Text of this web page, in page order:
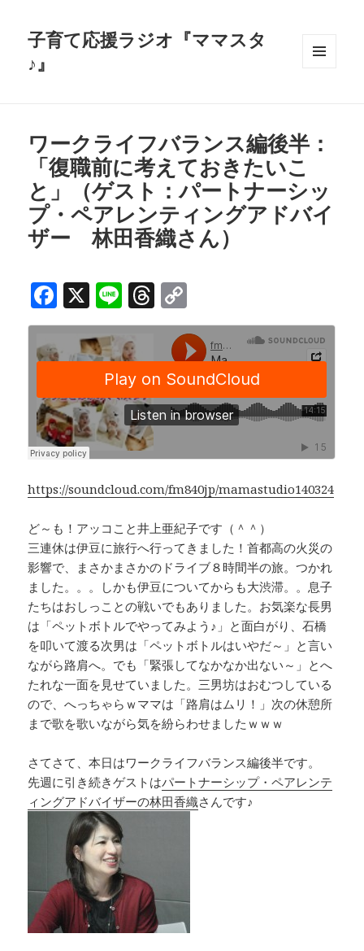
子育て応援ラジオ『ママスタ
♪』
ワークライフバランス編後半：
「復職前に考えておきたいこ
と」（ゲスト：パートナーシッ
プ・ペアレンティングアドバイ
ザー 林田香織さん）
F
a
c
e
b
o
o
k
X Li
n
e
T
h
e
a
d
s
o
p
y
Li
n
k
https://soundcloud.com/fm840jp/mamastudio140324
ど～も！アッコこと井上亜紀子です（＾＾）
三連休は伊豆に旅行へ行ってきました！首都高の火災の
影響で、まさかまさかのドライブ８時間半の旅。つかれ
ました。。。しかも伊豆についてからも大渋滞。。息子
たちはおしっことの戦いでもありました。お気楽な長男
は「ペットボトルでやってみよう♪」と面白がり、石橋
を叩いて渡る次男は「ペットボトルはいやだ～」と言い
ながら路肩へ。でも「緊張してなかなか出ない～」とへ
たれな一面を見せていました。三男坊はおむつしている
ので、へっちゃらｗママは「路肩はムリ！」次の休憩所
まで歌を歌いながら気を紛らわせましたｗｗｗ
さてさて、本日はワークライフバランス編後半です。
先週に引き続きゲストはパートナーシップ・ペアレンテ
ィングアドバイザーの林田香織さんです♪